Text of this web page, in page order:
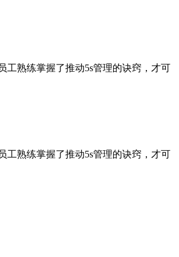
工熟练掌握了推动5s管理的诀窍，才可
工熟练掌握了推动5s管理的诀窍，才可